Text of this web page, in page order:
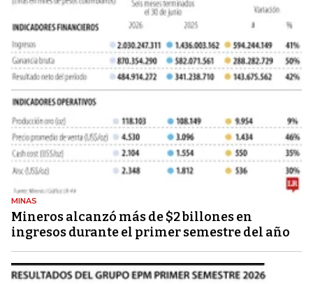
MINAS
Mineros alcanzó más de $2 billones en
ingresos durante el primer semestre del año